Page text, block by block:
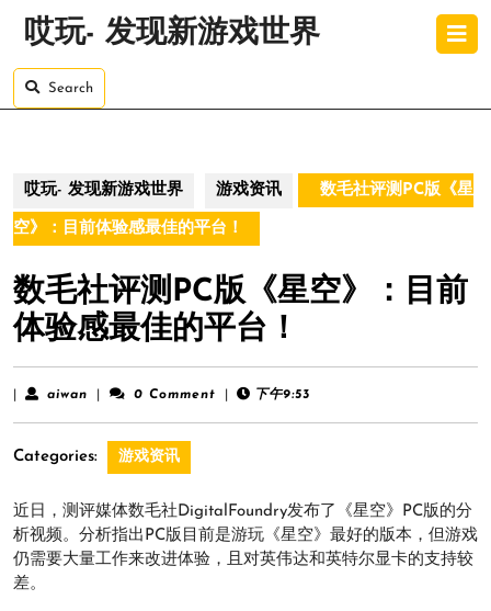
哎玩- 发现新游戏世界
Search
哎玩- 发现新游戏世界 游戏资讯 数毛社评测PC版《星
空》：目前体验感最佳的平台！
数毛社评测PC版《星空》：目前
体验感最佳的平台！
aiwan aiwan 0 Comment 下午9:53
Categories: 游戏资讯
近日，测评媒体数毛社DigitalFoundry发布了《星空》PC版的分
析视频。分析指出PC版目前是游玩《星空》最好的版本，但游戏
仍需要大量工作来改进体验，且对英伟达和英特尔显卡的支持较
差。